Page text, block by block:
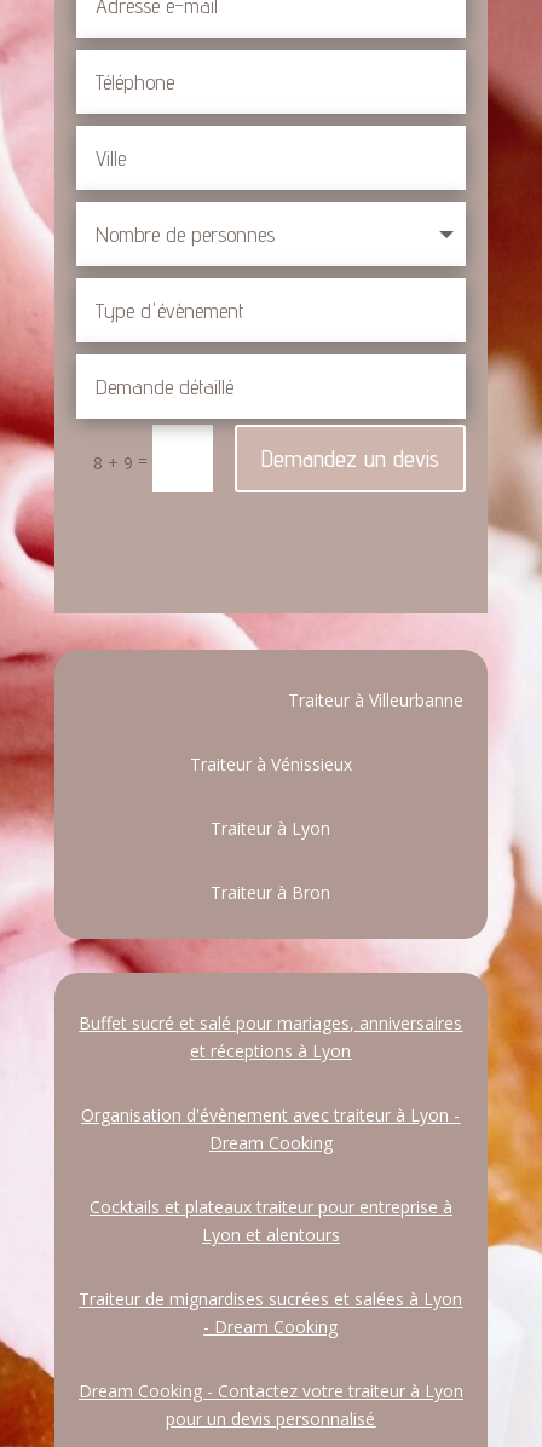
8 + 9 = Demandez un devis
Traiteur à Villeurbanne
Traiteur à Vénissieux
Traiteur à Lyon
Traiteur à Bron
Buffet sucré et salé pour mariages, anniversaires
et réceptions à Lyon
Organisation d'évènement avec traiteur à Lyon -
Dream Cooking
Cocktails et plateaux traiteur pour entreprise à
Lyon et alentours
Traiteur de mignardises sucrées et salées à Lyon
- Dream Cooking
Dream Cooking - Contactez votre traiteur à Lyon
pour un devis personnalisé